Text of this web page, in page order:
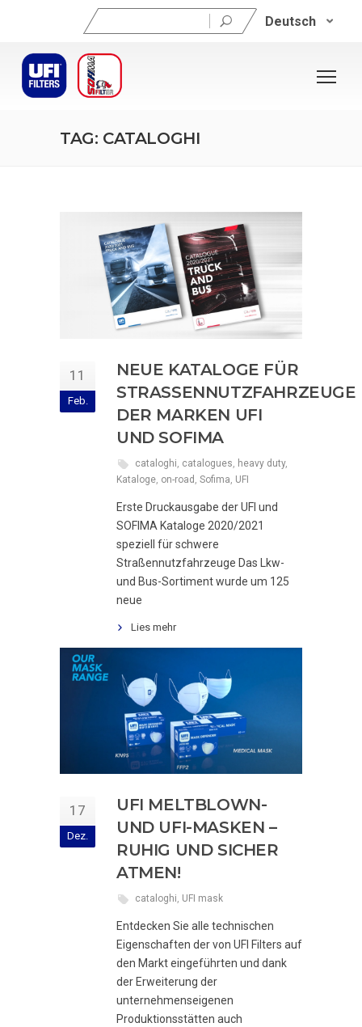
Suchen
nach:
Deutsch
TAG: CATALOGHI
11
Feb.
NEUE KATALOGE FÜR
STRASSENNUTZFAHRZEUGE D
ER MARKEN UFI U
ND SOFIMA
cataloghi catalogues heavy duty,
Kataloge on-road Sofima UFI
Erste Druckausgabe der UFI und
SOFIMA Kataloge 2020/2021
speziell für schwere
Straßennutzfahrzeuge Das Lkw-
und Bus-Sortiment wurde um 125
neue
Lies mehr
17
Dez.
UFI MELTBLOWN-
UND UFI-MASKEN –
RUHIG UND SICHER
ATMEN!
cataloghi, UFI mask
Entdecken Sie alle technischen
Eigenschaften der von UFI Filters auf
den Markt eingeführten und dank
der Erweiterung der
unternehmenseigenen
Produktionsstätten auch